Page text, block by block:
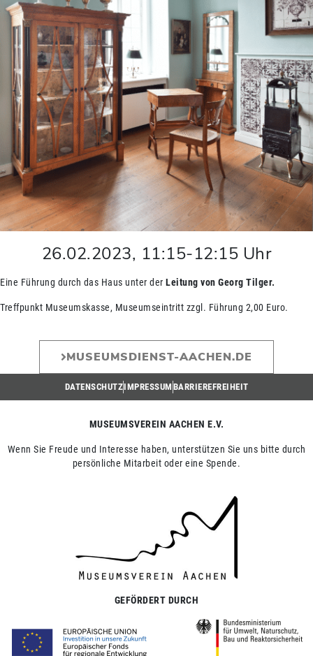
26.02.2023, 11:15-12:15 Uhr
Eine Führung durch das Haus unter der Leitung von Georg Tilger.
Treffpunkt Museumskasse, Museumseintritt zzgl. Führung 2,00 Euro.
MUSEUMSDIENST-AACHEN.DE
DATENSCHUTZIMPRESSUM BARRIEREFREIHEIT
MUSEUMSVEREIN AACHEN E.V.
Wenn Sie Freude und Interesse haben, unterstützen Sie uns bitte durch
persönliche Mitarbeit oder eine Spende.
GEFÖRDERT DURCH